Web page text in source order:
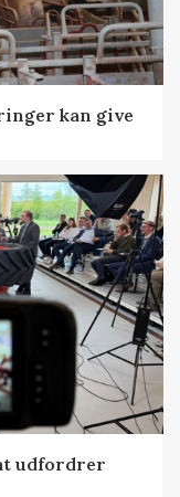
kan give
udfordrer